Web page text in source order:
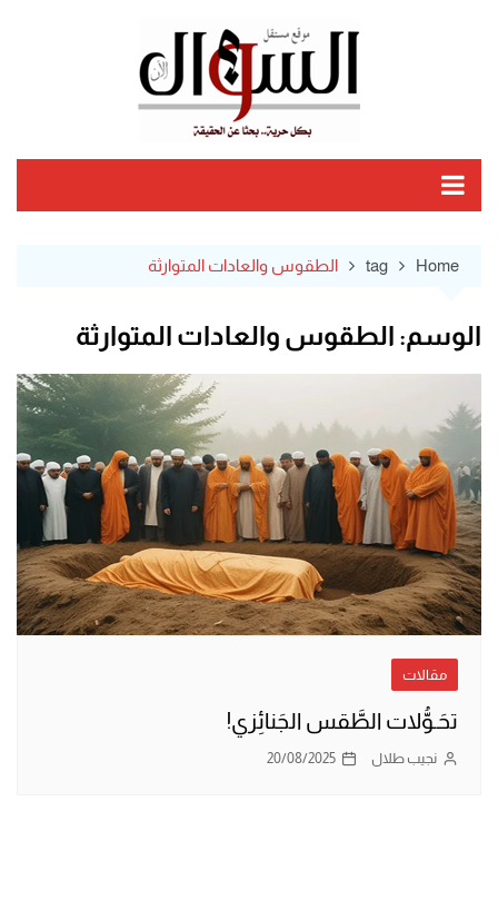
Home
tag الطقوس والعادات المتوارثة
الوسم: الطقوس والعادات المتوارثة
مقالات
تحَـوُّلات الطَّقس الجَنائِزي!
نجيب طلال 20/08/2025